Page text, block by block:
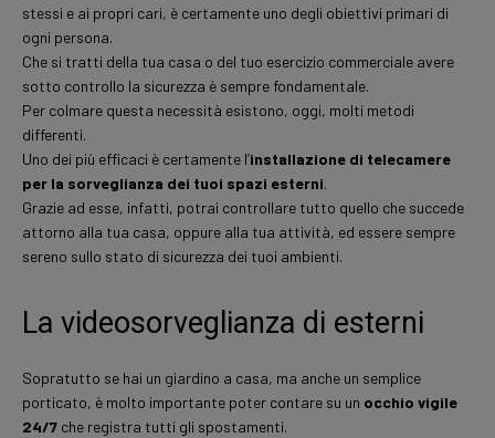
stessi e ai propri cari, è certamente uno degli obiettivi primari di
ogni persona.
Che si tratti della tua casa o del tuo esercizio commerciale avere
sotto controllo la sicurezza è sempre fondamentale.
Per colmare questa necessità esistono, oggi, molti metodi
differenti.
Uno dei più efficaci è certamente l’installazione di telecamere
per la sorveglianza dei tuoi spazi esterni.
Grazie ad esse, infatti, potrai controllare tutto quello che succede
attorno alla tua casa, oppure alla tua attività, ed essere sempre
sereno sullo stato di sicurezza dei tuoi ambienti.
La videosorveglianza di esterni
Sopratutto se hai un giardino a casa, ma anche un semplice
porticato, è molto importante poter contare su un occhio vigile
24/7 che registra tutti gli spostamenti.